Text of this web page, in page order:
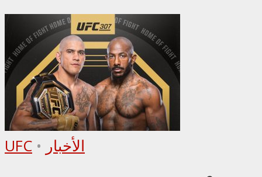
UFC • الأخبار